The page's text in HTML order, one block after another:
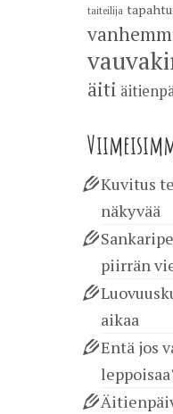
taiteilija
äiti
Kuvitus
näkyvää
piirrän
aikaa
Entä jos